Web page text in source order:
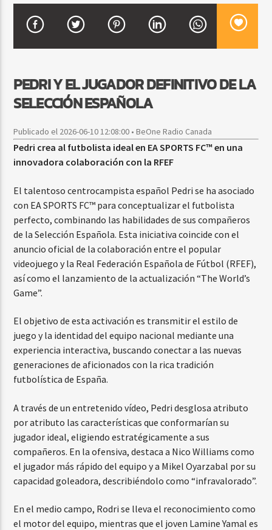
ARTIST
FIESTA DJ MIX
9:00 PM 12:00 AM
Beone Radio
PEDRI Y EL JUGADOR DEFINITIVO DE LA
SELECCIÓN ESPAÑOLA
Publicado el 2026-06-10 12:08:00 • BeOne Radio Canada
Pedri crea al futbolista ideal en EA SPORTS FC™ en una
innovadora colaboración con la RFEF
El talentoso centrocampista español Pedri se ha asociado
con EA SPORTS FC™ para conceptualizar el futbolista
perfecto, combinando las habilidades de sus compañeros
de la Selección Española. Esta iniciativa coincide con el
anuncio oficial de la colaboración entre el popular
videojuego y la Real Federación Española de Fútbol (RFEF),
así como el lanzamiento de la actualización “The World’s
Game”.
El objetivo de esta activación es transmitir el estilo de
juego y la identidad del equipo nacional mediante una
experiencia interactiva, buscando conectar a las nuevas
generaciones de aficionados con la rica tradición
futbolística de España.
A través de un entretenido vídeo, Pedri desglosa atributo
por atributo las características que conformarían su
jugador ideal, eligiendo estratégicamente a sus
compañeros. En la ofensiva, destaca a Nico Williams como
el jugador más rápido del equipo y a Mikel Oyarzabal por su
capacidad goleadora, describiéndolo como “infravalorado”.
En el medio campo, Rodri se lleva el reconocimiento como
el motor del equipo, mientras que el joven Lamine Yamal es